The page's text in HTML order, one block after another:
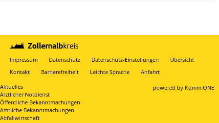
Impressum Datenschutz Datenschutz-Einstellungen
Übersicht
Kontakt
Barrierefreiheit Leichte Sprache Anfahrt
powered by Komm.ONE
Aktuelles
Ärztlicher Notdienst
Öffentliche Bekanntmachungen
Amtliche Bekanntmachungen
Abfallwirtschaft